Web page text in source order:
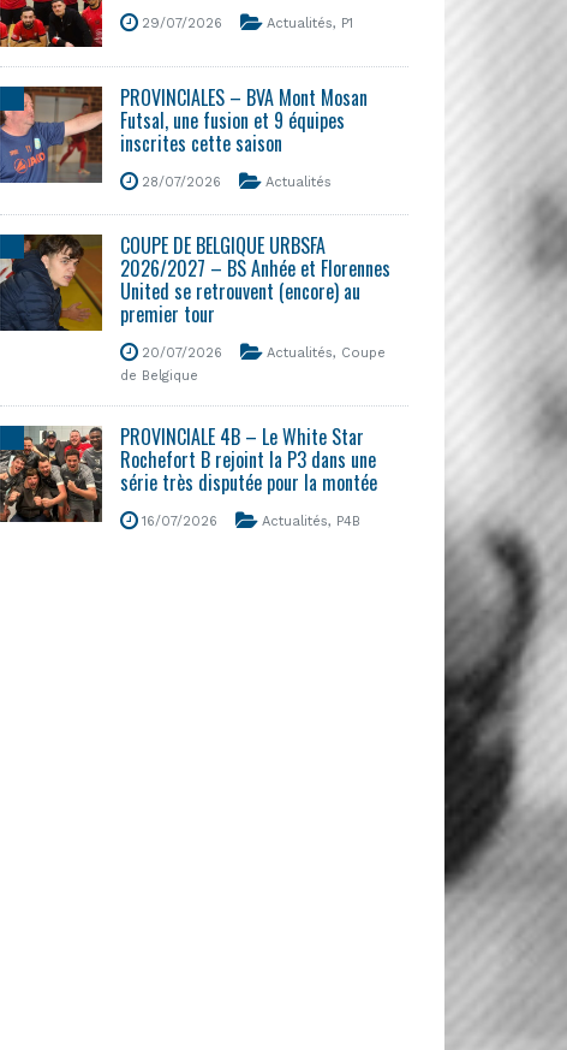
29/07/2026 Actualités, P1
PROVINCIALES – BVA Mont Mosan
Futsal, une fusion et 9 équipes
inscrites cette saison
28/07/2026 Actualités
COUPE DE BELGIQUE URBSFA
2026/2027 – BS Anhée et Florennes
United se retrouvent (encore) au
premier tour
20/07/2026 Actualités, Coupe
de Belgique
PROVINCIALE 4B – Le White Star
Rochefort B rejoint la P3 dans une
série très disputée pour la montée
16/07/2026 Actualités, P4B